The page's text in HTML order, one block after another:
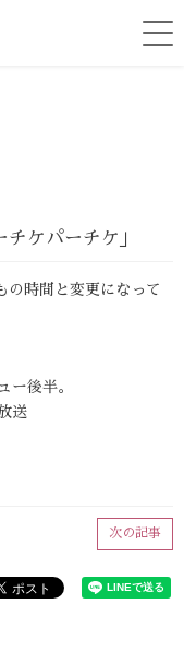
ケパーチケ」
時間と変更になって
ー後半。
送
次の記事